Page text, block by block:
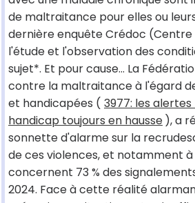
de maltraitance pour elles ou
dernière enquête Crédoc
l'étude et l'observation des
sujet*. Et pour cause... La
contre la maltraitance à l'égard
et handicapées ( 3977: les
handicap toujours en hausse ), a
sonnette d'alarme sur la
de ces violences, et notamment
concernent 73 % des
2024. Face à cette réalité